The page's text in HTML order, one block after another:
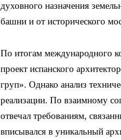
духовного назначения
башни и от исторического
По итогам международного
проект испанского
груп». Однако анализ
реализации. По взаимному
отвечал требованиям,
вписывался в уникальный